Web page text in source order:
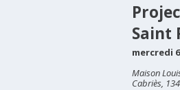
Saint
mercredi 6
Maison
Cabriès,